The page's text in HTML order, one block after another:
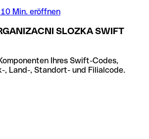
Min. eröffnen
SLOZKA SWIFT
Ihres Swift-Codes,
, Land-, Standort- und Filialcode.